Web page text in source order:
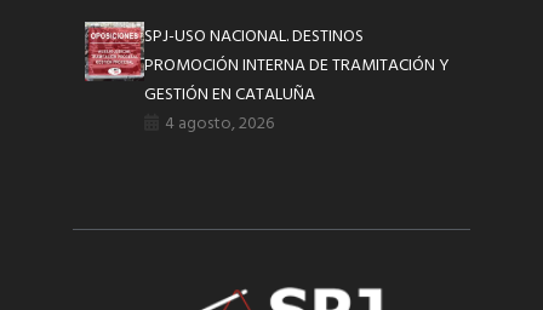
SPJ-USO NACIONAL. DESTINOS
PROMOCIÓN INTERNA DE TRAMITACIÓN Y
GESTIÓN EN CATALUÑA
4 agosto, 2026